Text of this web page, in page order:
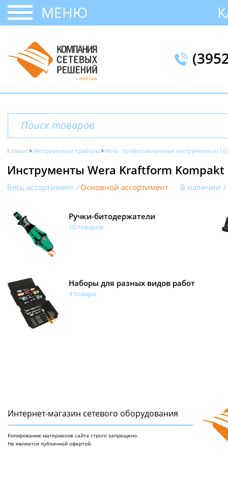
МЕНЮ
Каталог Инструменты и приборы Wera - профессиональные инструменты из
Инструменты Wera Kraftform Kompakt
Весь ассортимент Основной ассортимент В наличии
Ручки-битодержатели
10 товаров
Наборы для разных видов работ
4 товара
Интернет-магазин сетeвого оборудования
Копирование материалов сайта строго запрещено.
Не является публичной офертой.